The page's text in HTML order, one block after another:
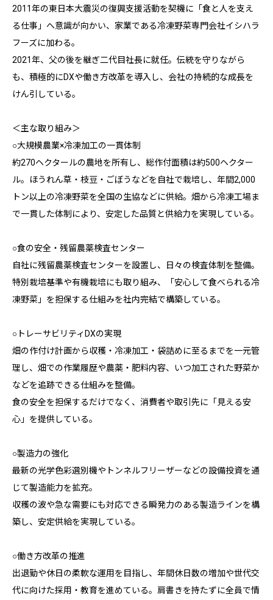
2011年の東日本大震災の復興支援活動を契機に「食と人を支え
る仕事」へ意識が向かい、家業である冷凍野菜専門会社イシハラ
フーズに加わる。
2021年、父の後を継ぎ二代目社長に就任。伝統を守りながら
も、積極的にDXや働き方改革を導入し、会社の持続的な成長を
けん引している。
＜主な取り組み＞
○大規模農業×冷凍加工の一貫体制
約270ヘクタールの農地を所有し、総作付面積は約500ヘクター
ル。ほうれん草・枝豆・ごぼうなどを自社で栽培し、年間2,000
トン以上の冷凍野菜を全国の生協などに供給。畑から冷凍工場ま
で一貫した体制により、安定した品質と供給力を実現している。
○食の安全・残留農薬検査センター
自社に残留農薬検査センターを設置し、日々の検査体制を整備。
特別栽培基準や有機栽培にも取り組み、「安心して食べられる冷
凍野菜」を担保する仕組みを社内完結で構築している。
○トレーサビリティDXの実現
畑の作付け計画から収穫・冷凍加工・袋詰めに至るまでを一元管
理し、畑での作業履歴や農薬・肥料内容、いつ加工された野菜か
などを追跡できる仕組みを整備。
食の安全を担保するだけでなく、消費者や取引先に「見える安
心」を提供している。
○製造力の強化
最新の光学色彩選別機やトンネルフリーザーなどの設備投資を通
じて製造能力を拡充。
収穫の波や急な需要にも対応できる瞬発力のある製造ラインを構
築し、安定供給を実現している。
○働き方改革の推進
出退勤や休日の柔軟な運用を目指し、年間休日数の増加や世代交
代に向けた採用・教育を進めている。肩書きを持たずに全員で情